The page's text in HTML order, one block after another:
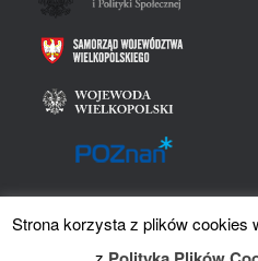
Strona korzysta z plików cookies